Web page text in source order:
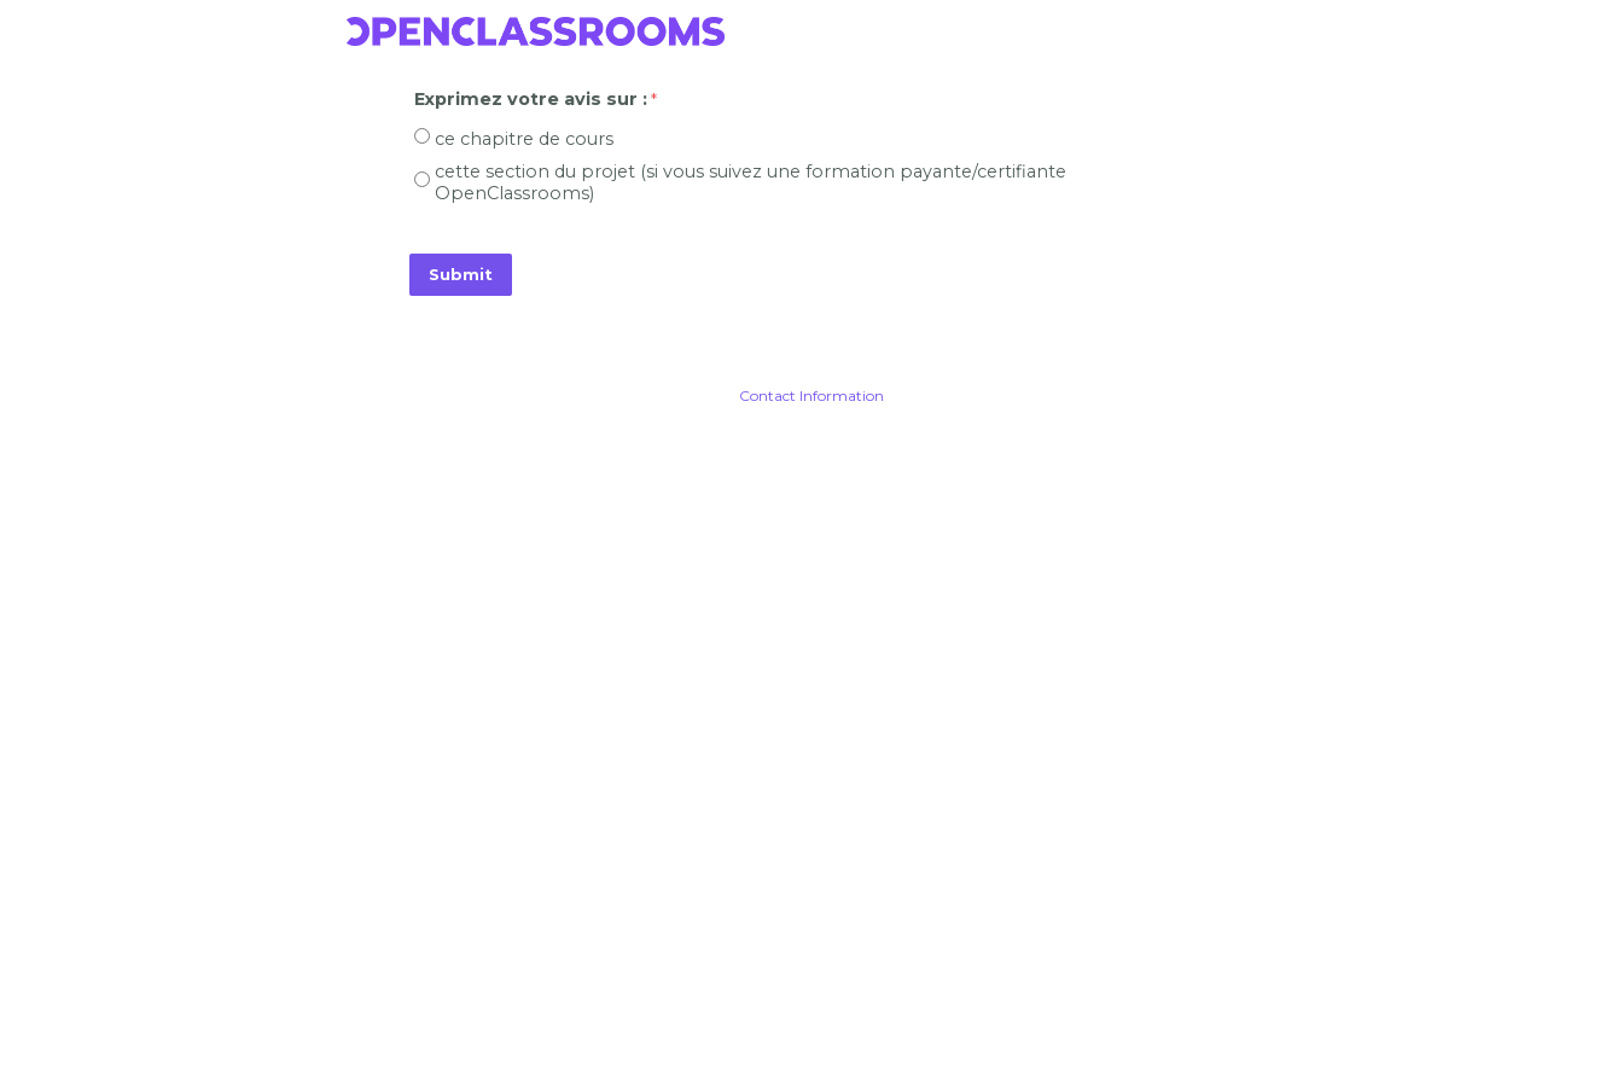
Exprimez votre avis sur :
ce chapitre de cours
cette section du projet (si vous suivez une formation payante/certifiante
OpenClassrooms)
Contact Information